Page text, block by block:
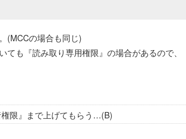
(MCCの場合も同じ)
も『読み取り専用権限』の場合があるので、
限』まで上げてもらう…(B)